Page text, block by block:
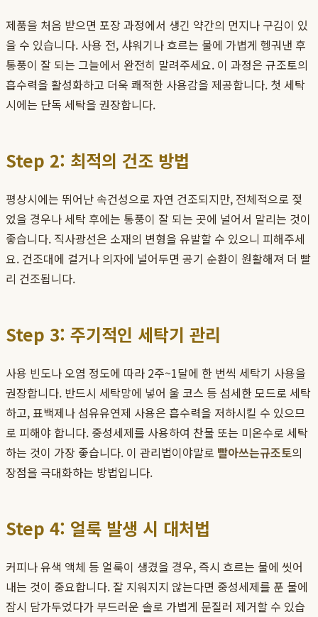
제품을 처음 받으면 포장 과정에서 생긴 약간의 먼지나 구김이 있
을 수 있습니다. 사용 전, 샤워기나 흐르는 물에 가볍게 헹궈낸 후
통풍이 잘 되는 그늘에서 완전히 말려주세요. 이 과정은 규조토의
흡수력을 활성화하고 더욱 쾌적한 사용감을 제공합니다. 첫 세탁
시에는 단독 세탁을 권장합니다.
Step 2: 최적의 건조 방법
평상시에는 뛰어난 속건성으로 자연 건조되지만, 전체적으로 젖
었을 경우나 세탁 후에는 통풍이 잘 되는 곳에 널어서 말리는 것이
좋습니다. 직사광선은 소재의 변형을 유발할 수 있으니 피해주세
요. 건조대에 걸거나 의자에 널어두면 공기 순환이 원활해져 더 빨
리 건조됩니다.
Step 3: 주기적인 세탁기 관리
사용 빈도나 오염 정도에 따라 2주~1달에 한 번씩 세탁기 사용을
권장합니다. 반드시 세탁망에 넣어 울 코스 등 섬세한 모드로 세탁
하고, 표백제나 섬유유연제 사용은 흡수력을 저하시킬 수 있으므
로 피해야 합니다. 중성세제를 사용하여 찬물 또는 미온수로 세탁
하는 것이 가장 좋습니다. 이 관리법이야말로 빨아쓰는규조토의
장점을 극대화하는 방법입니다.
Step 4: 얼룩 발생 시 대처법
커피나 유색 액체 등 얼룩이 생겼을 경우, 즉시 흐르는 물에 씻어
내는 것이 중요합니다. 잘 지워지지 않는다면 중성세제를 푼 물에
잠시 담가두었다가 부드러운 솔로 가볍게 문질러 제거할 수 있습